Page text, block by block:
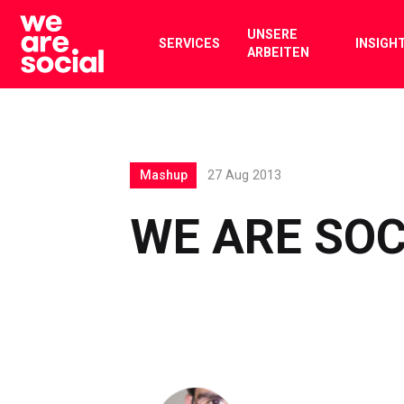
Skip
content
SERVICES
UNSERE
ARBEITEN
WE ARE
Mashup 27 Aug 2013